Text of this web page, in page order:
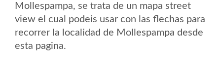
Mollespampa, se trata de un mapa street
view el cual podeis usar con las flechas para
recorrer la localidad de Mollespampa desde
esta pagina.